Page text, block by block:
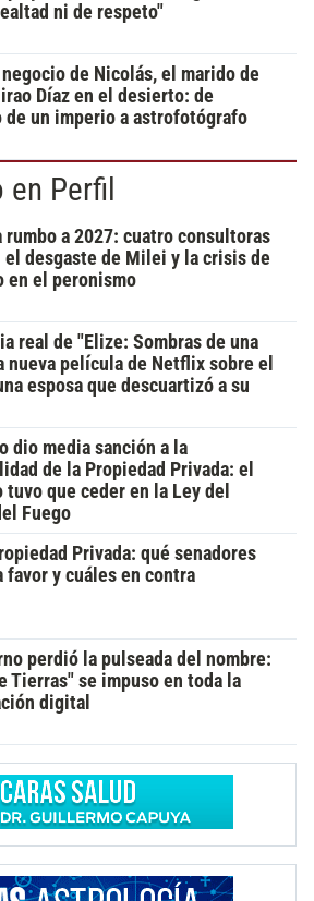
ni de respeto"
negocio de Nicolás, el marido de
Díaz en el desierto: de
de un imperio a astrofotógrafo
Perfil
rumbo a 2027: cuatro consultoras
el desgaste de Milei y la crisis de
en el peronismo
real de "Elize: Sombras de una
nueva película de Netflix sobre el
esposa que descuartizó a su
dio media sanción a la
de la Propiedad Privada: el
tuvo que ceder en la Ley del
Fuego
Privada: qué senadores
favor y cuáles en contra
perdió la pulseada del nombre:
Tierras" se impuso en toda la
digital